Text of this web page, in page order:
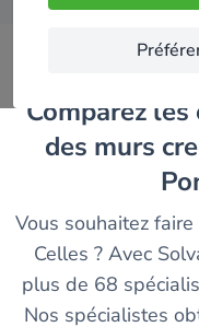
Comparez les entreprises d'isolation
des murs
Vous souhaitez
Celles ? Avec
plus de 68
Nos spécialistes